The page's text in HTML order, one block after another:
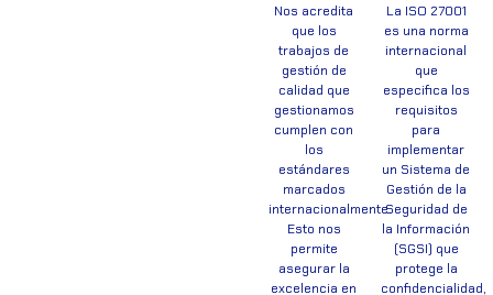
Nos acredita
que los
trabajos de
gestión de
calidad que
gestionamos
cumplen con
los
estándares
marcados
internacionalmente.
Esto nos
permite
asegurar la
excelencia en
La ISO 27001
es una norma
internacional
que
especifica los
requisitos
para
implementar
un Sistema de
Gestión de la
Seguridad de
la Información
(SGSI) que
protege la
confidencialidad,